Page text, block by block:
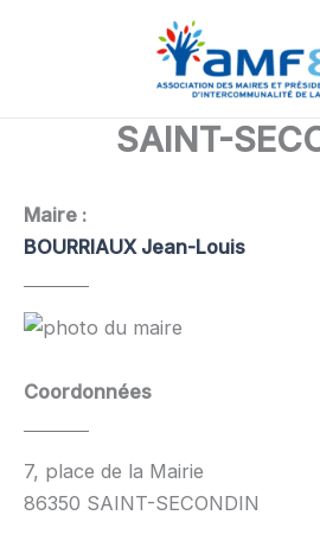
SAINT-
Maire :
BOURRIAUX Jean-Louis
Coordonnées
7, place de la Mairie
86350 SAINT-SECONDIN